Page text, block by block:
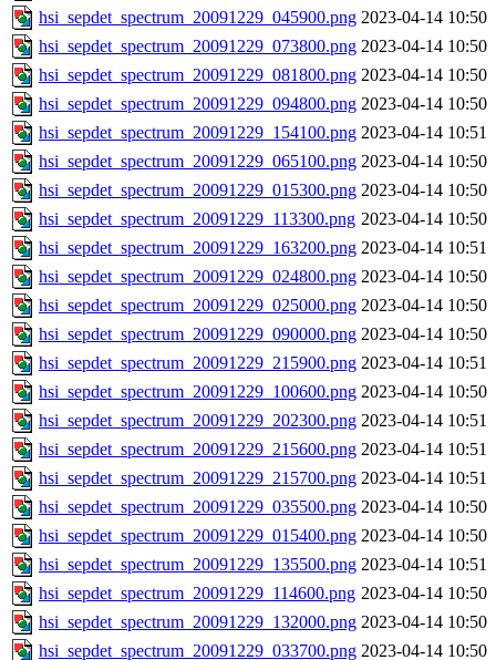
hsi_sepdet_spectrum_20091229_045900.png 2023-04-14 10:50
hsi_sepdet_spectrum_20091229_073800.png 2023-04-14 10:50
hsi_sepdet_spectrum_20091229_081800.png 2023-04-14 10:50
hsi_sepdet_spectrum_20091229_094800.png 2023-04-14 10:50
hsi_sepdet_spectrum_20091229_154100.png 2023-04-14 10:51
hsi_sepdet_spectrum_20091229_065100.png 2023-04-14 10:50
hsi_sepdet_spectrum_20091229_015300.png 2023-04-14 10:50
hsi_sepdet_spectrum_20091229_113300.png 2023-04-14 10:50
hsi_sepdet_spectrum_20091229_163200.png 2023-04-14 10:51
hsi_sepdet_spectrum_20091229_024800.png 2023-04-14 10:50
hsi_sepdet_spectrum_20091229_025000.png 2023-04-14 10:50
hsi_sepdet_spectrum_20091229_090000.png 2023-04-14 10:50
hsi_sepdet_spectrum_20091229_215900.png 2023-04-14 10:51
hsi_sepdet_spectrum_20091229_100600.png 2023-04-14 10:50
hsi_sepdet_spectrum_20091229_202300.png 2023-04-14 10:51
hsi_sepdet_spectrum_20091229_215600.png 2023-04-14 10:51
hsi_sepdet_spectrum_20091229_215700.png 2023-04-14 10:51
hsi_sepdet_spectrum_20091229_035500.png 2023-04-14 10:50
hsi_sepdet_spectrum_20091229_015400.png 2023-04-14 10:50
hsi_sepdet_spectrum_20091229_135500.png 2023-04-14 10:51
hsi_sepdet_spectrum_20091229_114600.png 2023-04-14 10:50
hsi_sepdet_spectrum_20091229_132000.png 2023-04-14 10:50
hsi_sepdet_spectrum_20091229_033700.png 2023-04-14 10:50